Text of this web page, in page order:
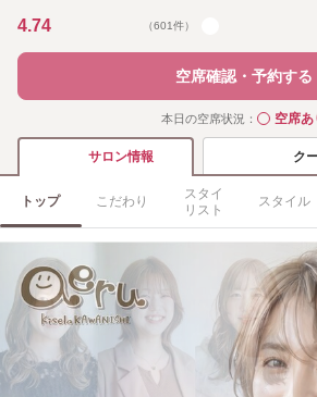
4.74 （601件）
空席確認・予約する
本日の空席状況： ◯空席あ
サロン情報 ク
トップ こだわり
スタイ
リスト
スタイル